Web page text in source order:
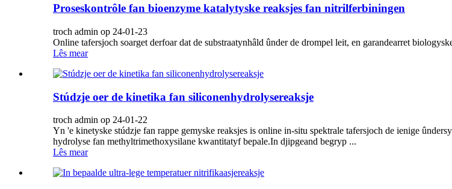
Proseskontrôle fan bioenzyme katalytyske reaksjes fan nitrilferbiningen
troch admin op 24-01-23
Online tafersjoch soarget derfoar dat de substraatynhâld ûnder de drompel leit, en garandearret
Lês mear
Stúdzje oer de kinetika fan siliconenhydrolysereaksje
troch admin op 24-01-22
Yn 'e kinetyske stúdzje fan rappe gemyske reaksjes is online in-situ spektrale tafersjoch de ienige
hydrolyse fan methyltrimethoxysilane kwantitatyf bepale.In djipgeand begryp ...
Lês mear